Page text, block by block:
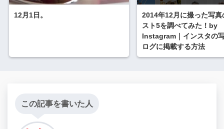
12月1日。
2014年12月に撮った写真
スト5を調べてみた！by
Instagram｜インスタの
ログに掲載する方法
この記事を書いた人